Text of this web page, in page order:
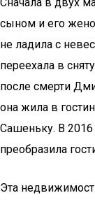
сыном и его
не ладила с
переехала в
после смерти
она жила в
Сашеньку. В
преобразила
Эта